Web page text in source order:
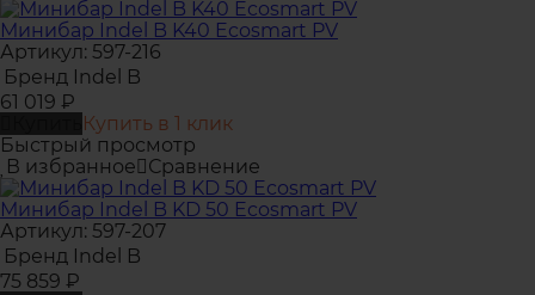
Минибар Indel B K40 Ecosmart PV
Артикул: 597-216
Бренд Indel B
61 019 ₽
Купить в 1 клик
Быстрый просмотр
В избранное
Сравнение
Минибар Indel B KD 50 Ecosmart PV
Артикул: 597-207
Бренд Indel B
75 859 ₽